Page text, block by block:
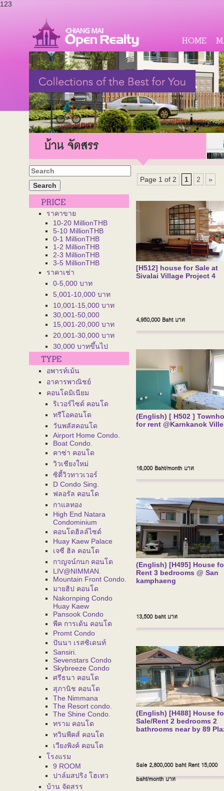
123
HOME
บ้าน จัดสรร
ราคาขาย
10-20 MillionTHB
5-10 MillionTHB
0-1 MillionTHB
1-2 MillionTHB
2-3 MillionTHB
3-5 MillionTHB
ราคาเช่า
0-5,000 บาท
5,001-10,000 บาท
10,001-15,000 บาท
30,001-50,000
15,001-20,000 บาท
20,001-30,000 บาท
30,000 บาทขึ้นไป
อพารท์เม้น
อาคารพาณิชย์
คอนโดมิเนียม
ริเวอร์ไซด์ คอนโด
ทรีโอคอนโด
วันพลัสคอนโด
Airport Home Condo.
Boat Condo.
คาซ่า คอนโด
วิวเชียงใหม่
ซิตี้วิวทาวเวอร์
D Condo Sing.
ฟลอรัล คอนโด
กาแลทอง
High End Natara
Condominium
คอนโดฮิลล์ไซด์
Huay Kaew Palace
เจซี ฮิล คอนโด
กาญจน์กนก คอนโด
LIV@NIMMAN.
Mountain Front Condo.
มายฮิป คอนโด
Nakornping Condo
Huay Kaew
Pansook Condo
พีค การเด้น คอนโด
Promt Condo
ปันนา เรสซิเดนท์
Sansiri.
Sevenstars Condo
Skybreeze Condo
ศรีธนา คอนโด
สุภานิช คอนโด
The Nimmana
The Resort condo.
The Shine Condo.
ทราม คอนโด
ทวินพีคส์ คอนโด
เวียงพิงค์ คอนโด
โรงแรม
9 ROOM
ปาล์มสปริง โฮเทว
บ้าน จัดสรร
Page 1 of 2 1 2 »
[H512] house for Sale at
Sivalai Village Project 4
4,950,000 Bahtบาท
(English) [ H502 ]
for rent @Karnkanok
16,000 Baht/month บาท
(English) [H495] House
Rent 3 bedrooms @ San
kamphaeng
13,500 bahtบาท
(English) [H488] House
Sale/Rent 2 bedrooms 2
bathrooms near by 89
Sale 2,800,000 baht Rent 15,000
baht/monthบาท